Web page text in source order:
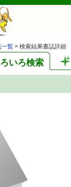
一覧 > 検索結果書誌詳細
いろ検索